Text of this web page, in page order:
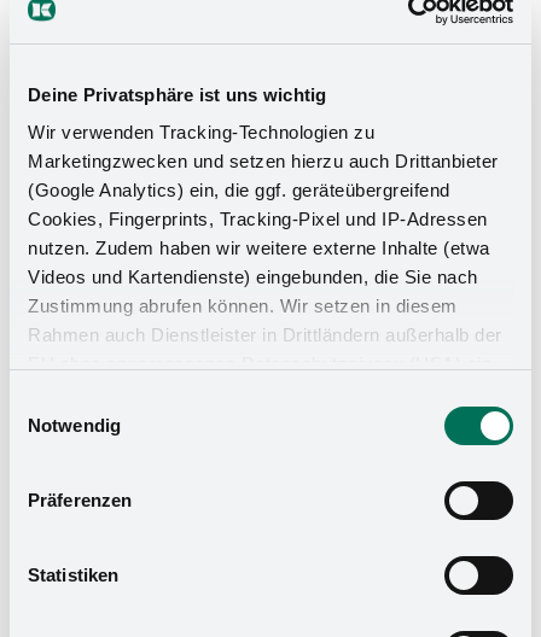
Deine Privatsphäre ist uns wichtig
Wir verwenden Tracking-Technologien zu
Marketingzwecken und setzen hierzu auch Drittanbieter
(Google Analytics) ein, die ggf. geräteübergreifend
Cookies, Fingerprints, Tracking-Pixel und IP-Adressen
nutzen. Zudem haben wir weitere externe Inhalte (etwa
Videos und Kartendienste) eingebunden, die Sie nach
Zustimmung abrufen können. Wir setzen in diesem
Rahmen auch Dienstleister in Drittländern außerhalb der
zu Sicherheits- und Überwachungszwecken zugreifen,
Rechtsmittel einlegen können. Mit Ihrer Einstellung
willigen Sie in die oben beschriebenen Vorgänge ein. Sie
widerrufen. Mehr Informationen finden Sie in unserer
Impressum.
Notwendig
Präferenzen
Statistiken